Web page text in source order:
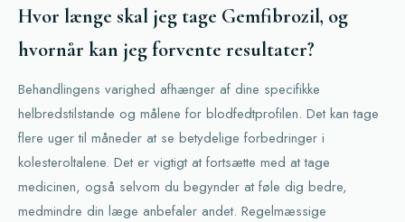
Hvor længe skal jeg tage Gemfibrozil, og
hvornår kan jeg forvente resultater?
Behandlingens varighed afhænger af dine specifikke
helbredstilstande og målene for blodfedtprofilen. Det kan tage
flere uger til måneder at se betydelige forbedringer i
kolesteroltalene. Det er vigtigt at fortsætte med at tage
medicinen, også selvom du begynder at føle dig bedre,
medmindre din læge anbefaler andet. Regelmæssige